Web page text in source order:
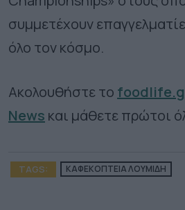
συμμετέχουν
όλο τον κόσμο.
Ακολουθήστε το
News και μάθετε πρώτοι
TAGS: ΚΑΦΕΚΟΠΤΕΙΑ ΛΟΥΜΙΔΗ